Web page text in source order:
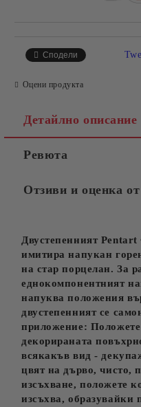
Сподели
Оцени продукта
Детайлно описание
Ревюта
Отзиви и оценка
Двустепенният
имитира напукан
на стар порцелан. За
еднокомпонентният
напуква положения
двустепенният се
приложение:
декорираната
всякакъв вид -
цвят на дърво, чисто,
изсъхване, положете
изсъхва, образувайки